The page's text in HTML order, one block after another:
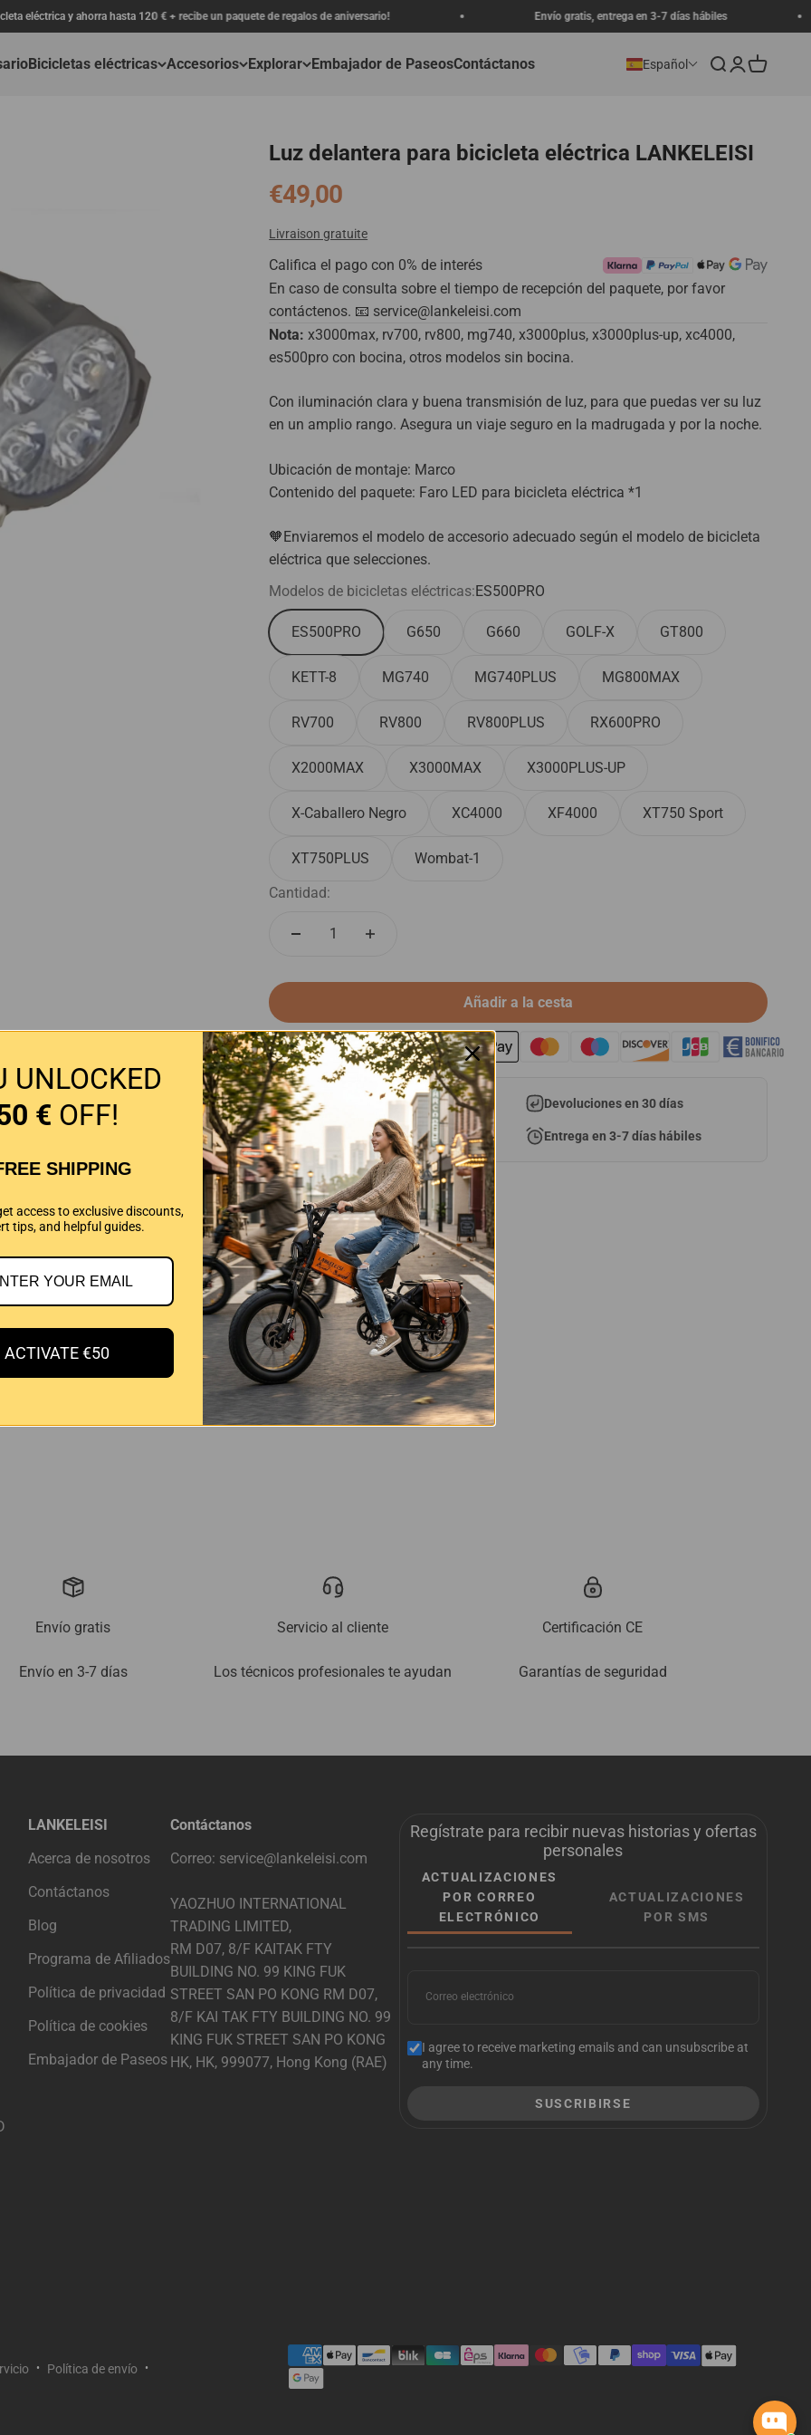
y ahorra hasta 120 € + recibe un paquete de regalos de aniversario! Envío gratis, entrega en 3-7 días hábiles
Bicicletas eléctricas Accesorios Explorar Embajador de PaseosContáctanos Español BuscarIniciar sesión
Carrito
Luz delantera para bicicleta eléctrica LANKELEISI
Precio de oferta
€49,00
Livraison gratuite
Califica el pago con 0% de interés
En caso de consulta sobre el tiempo de recepción del paquete, por favor
contáctenos. 📧 service@lankeleisi.com
Nota: x3000max, rv700, rv800, mg740, x3000plus, x3000plus-up, xc4000,
es500pro con bocina, otros modelos sin bocina.
Con iluminación clara y buena transmisión de luz, para que puedas ver su luz
en un amplio rango. Asegura un viaje seguro en la madrugada y por la noche.
Ubicación de montaje: Marco
Contenido del paquete: Faro LED para bicicleta eléctrica *1
🧡Enviaremos el modelo de accesorio adecuado según el modelo de bicicleta
eléctrica que selecciones.
Modelos de bicicletas eléctricas:ES500PRO
ES500PRO G650 G660 GOLF-X GT800
KETT-8 MG740 MG740PLUS MG800MAX
RV700 RV800 RV800PLUS RX600PRO
X2000MAX X3000MAX X3000PLUS-UP
X-Caballero Negro XC4000 XF4000 XT750 Sport
XT750PLUS
Wombat-1
Cantidad:
Añadir a la cesta
Garantía de 3 años Devoluciones en 30 días
Envío gratis Entrega en 3-7 días hábiles
Envío gratis
Envío en 3-7 días
Servicio al cliente
Los técnicos profesionales te ayudan
Certificación CE
Garantías de seguridad
LANKELEISI
Acerca de nosotros
Contáctanos
Blog
Programa de Afiliados
Política de privacidad
Política de cookies
Embajador de Paseos
Contáctanos
Correo: service@lankeleisi.com
YAOZHUO INTERNATIONAL
TRADING LIMITED,
RM D07, 8/F KAITAK FTY
BUILDING NO. 99 KING FUK
STREET SAN PO KONG RM D07,
8/F KAI TAK FTY BUILDING NO. 99
KING FUK STREET SAN PO KONG
HK, HK, 999077, Hong Kong (RAE)
Regístrate para recibir nuevas historias y ofertas
personales
ACTUALIZACIONES
POR CORREO
ELECTRÓNICO
ACTUALIZACIONES
POR SMS
Correo electrónico
I agree to receive marketing emails and can unsubscribe at
any time.
SUSCRIBIRSE
Política de envío
UNLOCKED
€ OFF!
SHIPPING
access to exclusive discounts,
tips, and helpful guides.
ACTIVATE €50